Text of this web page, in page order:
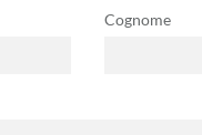
Cognome